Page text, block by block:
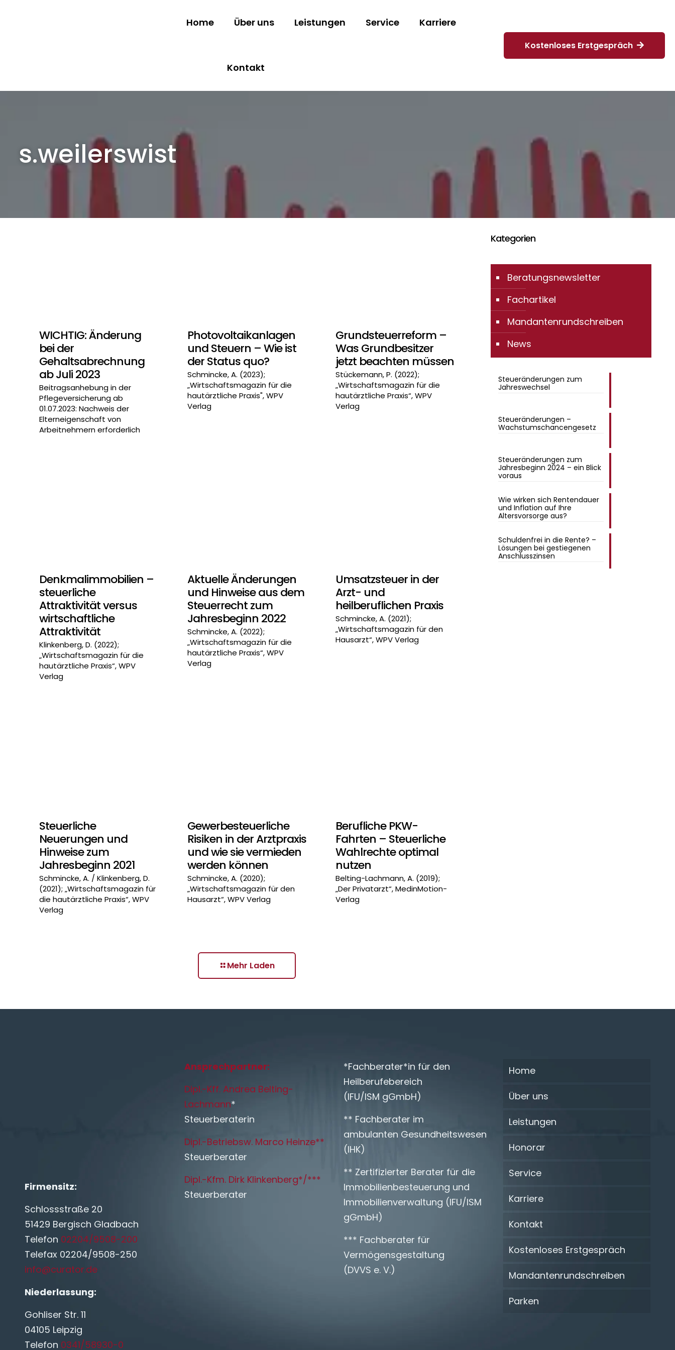
Home Über uns Leistungen Service Karriere
Kontakt
Kostenloses Erstgespräch
s.weilerswist
WICHTIG: Änderung
bei der
Gehaltsabrechnung
ab Juli 2023
Beitragsanhebung in der
Pflegeversicherung ab
01.07.2023: Nachweis der
Elterneigenschaft von
Arbeitnehmern erforderlich
Photovoltaikanlagen
und Steuern – Wie ist
der Status quo?
Schmincke, A. (2023);
„Wirtschaftsmagazin für die
hautärztliche Praxis", WPV
Verlag
Grundsteuerreform –
Was Grundbesitzer
jetzt beachten müssen
Stückemann, P. (2022);
„Wirtschaftsmagazin für die
hautärztliche Praxis“, WPV
Verlag
Denkmalimmobilien –
steuerliche
Attraktivität versus
wirtschaftliche
Attraktivität
Klinkenberg, D. (2022);
„Wirtschaftsmagazin für die
hautärztliche Praxis“, WPV
Verlag
Aktuelle Änderungen
und Hinweise aus dem
Steuerrecht zum
Jahresbeginn 2022
Schmincke, A. (2022);
„Wirtschaftsmagazin für die
hautärztliche Praxis“, WPV
Verlag
Umsatzsteuer in der
Arzt- und
heilberuflichen Praxis
Schmincke, A. (2021);
„Wirtschaftsmagazin für den
Hausarzt“, WPV Verlag
Steuerliche
Neuerungen und
Hinweise zum
Jahresbeginn 2021
Schmincke, A. / Klinkenberg, D.
(2021); „Wirtschaftsmagazin für
die hautärztliche Praxis“, WPV
Verlag
Gewerbesteuerliche
Risiken in der Arztpraxis
und wie sie vermieden
werden können
Schmincke, A. (2020);
„Wirtschaftsmagazin für den
Hausarzt“, WPV Verlag
Berufliche PKW-
Fahrten – Steuerliche
Wahlrechte optimal
nutzen
Belting-Lachmann, A. (2019);
„Der Privatarzt“, MedinMotion-
Verlag
Mehr Laden
Kategorien
Beratungsnewsletter
Fachartikel
Mandantenrundschreiben
News
Steueränderungen zum
Jahreswechsel
Steueränderungen –
Wachstumschancengesetz
Steueränderungen zum
Jahresbeginn 2024 – ein Blick
voraus
Wie wirken sich Rentendauer
und Inflation auf Ihre
Altersvorsorge aus?
Schuldenfrei in die Rente? –
Lösungen bei gestiegenen
Anschlusszinsen
Firmensitz:
Schlossstraße 20
51429 Bergisch Gladbach
Telefon 02204/9508-200
Telefax 02204/9508-250
info@curator.de
Niederlassung:
Gohliser Str. 11
04105 Leipzig
Telefon 0341/58930-0
Ansprechpartner:
Dipl.-Kff. Andrea Belting-
Lachmann*
Steuerberaterin
Dipl.-Betriebsw. Marco Heinze**
Steuerberater
Dipl.-Kfm. Dirk Klinkenberg*/***
Steuerberater
*Fachberater*in für den
Heilberufebereich
(IFU/ISM gGmbH)
** Fachberater im
ambulanten Gesundheitswesen
(IHK)
** Zertifizierter Berater für die
Immobilienbesteuerung und
Immobilienverwaltung (IFU/ISM
gGmbH)
*** Fachberater für
Vermögensgestaltung
(DVVS e. V.)
Home
Über uns
Leistungen
Honorar
Service
Karriere
Kontakt
Kostenloses Erstgespräch
Mandantenrundschreiben
Parken